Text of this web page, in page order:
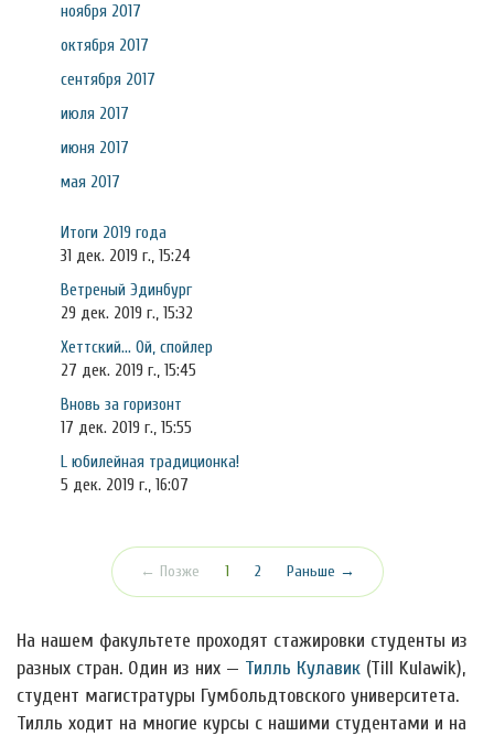
ноября 2017
октября 2017
сентября 2017
июля 2017
июня 2017
мая 2017
Итоги 2019 года
31 дек. 2019 г., 15:24
Ветреный Эдинбург
29 дек. 2019 г., 15:32
Хеттский... Ой, спойлер
27 дек. 2019 г., 15:45
Вновь за горизонт
17 дек. 2019 г., 15:55
L юбилейная традиционка!
5 дек. 2019 г., 16:07
← Позже 1(текущая)
2 Раньше →
На нашем факультете проходят стажировки студенты из
разных стран. Один из них — Тилль Кулавик (Till Kulawik),
студент магистратуры Гумбольдтовского университета.
Тилль ходит на многие курсы с нашими студентами и на